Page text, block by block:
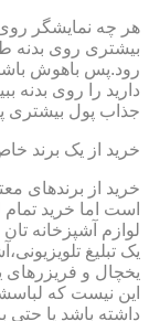
هر چه نمایشگر
بیشتری روی بدنه
رود.پس باهوش
دارید را روی بدنه
جذاب پول بیشتری
خرید از یک برند
خرید از برندهای
است اما خرید
لوازم آشپزخانه
یک تبلیغ
یخچال و فریزرهای
این نیست که
داشته باشد یا